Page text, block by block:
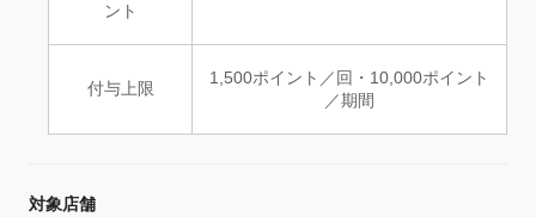
ント
付与上限
1,500ポイント／回・10,000ポイント
／期間
対象店舗